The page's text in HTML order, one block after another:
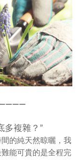
—
多複雜？”
的純天然晾曬，我
能可貴的是全程完